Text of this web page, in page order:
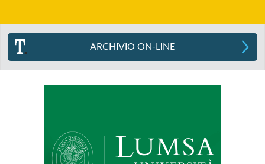
ARCHIVIO ON-LINE